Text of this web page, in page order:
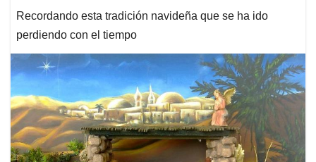
Recordando esta tradición navideña que se ha ido
perdiendo con el tiempo